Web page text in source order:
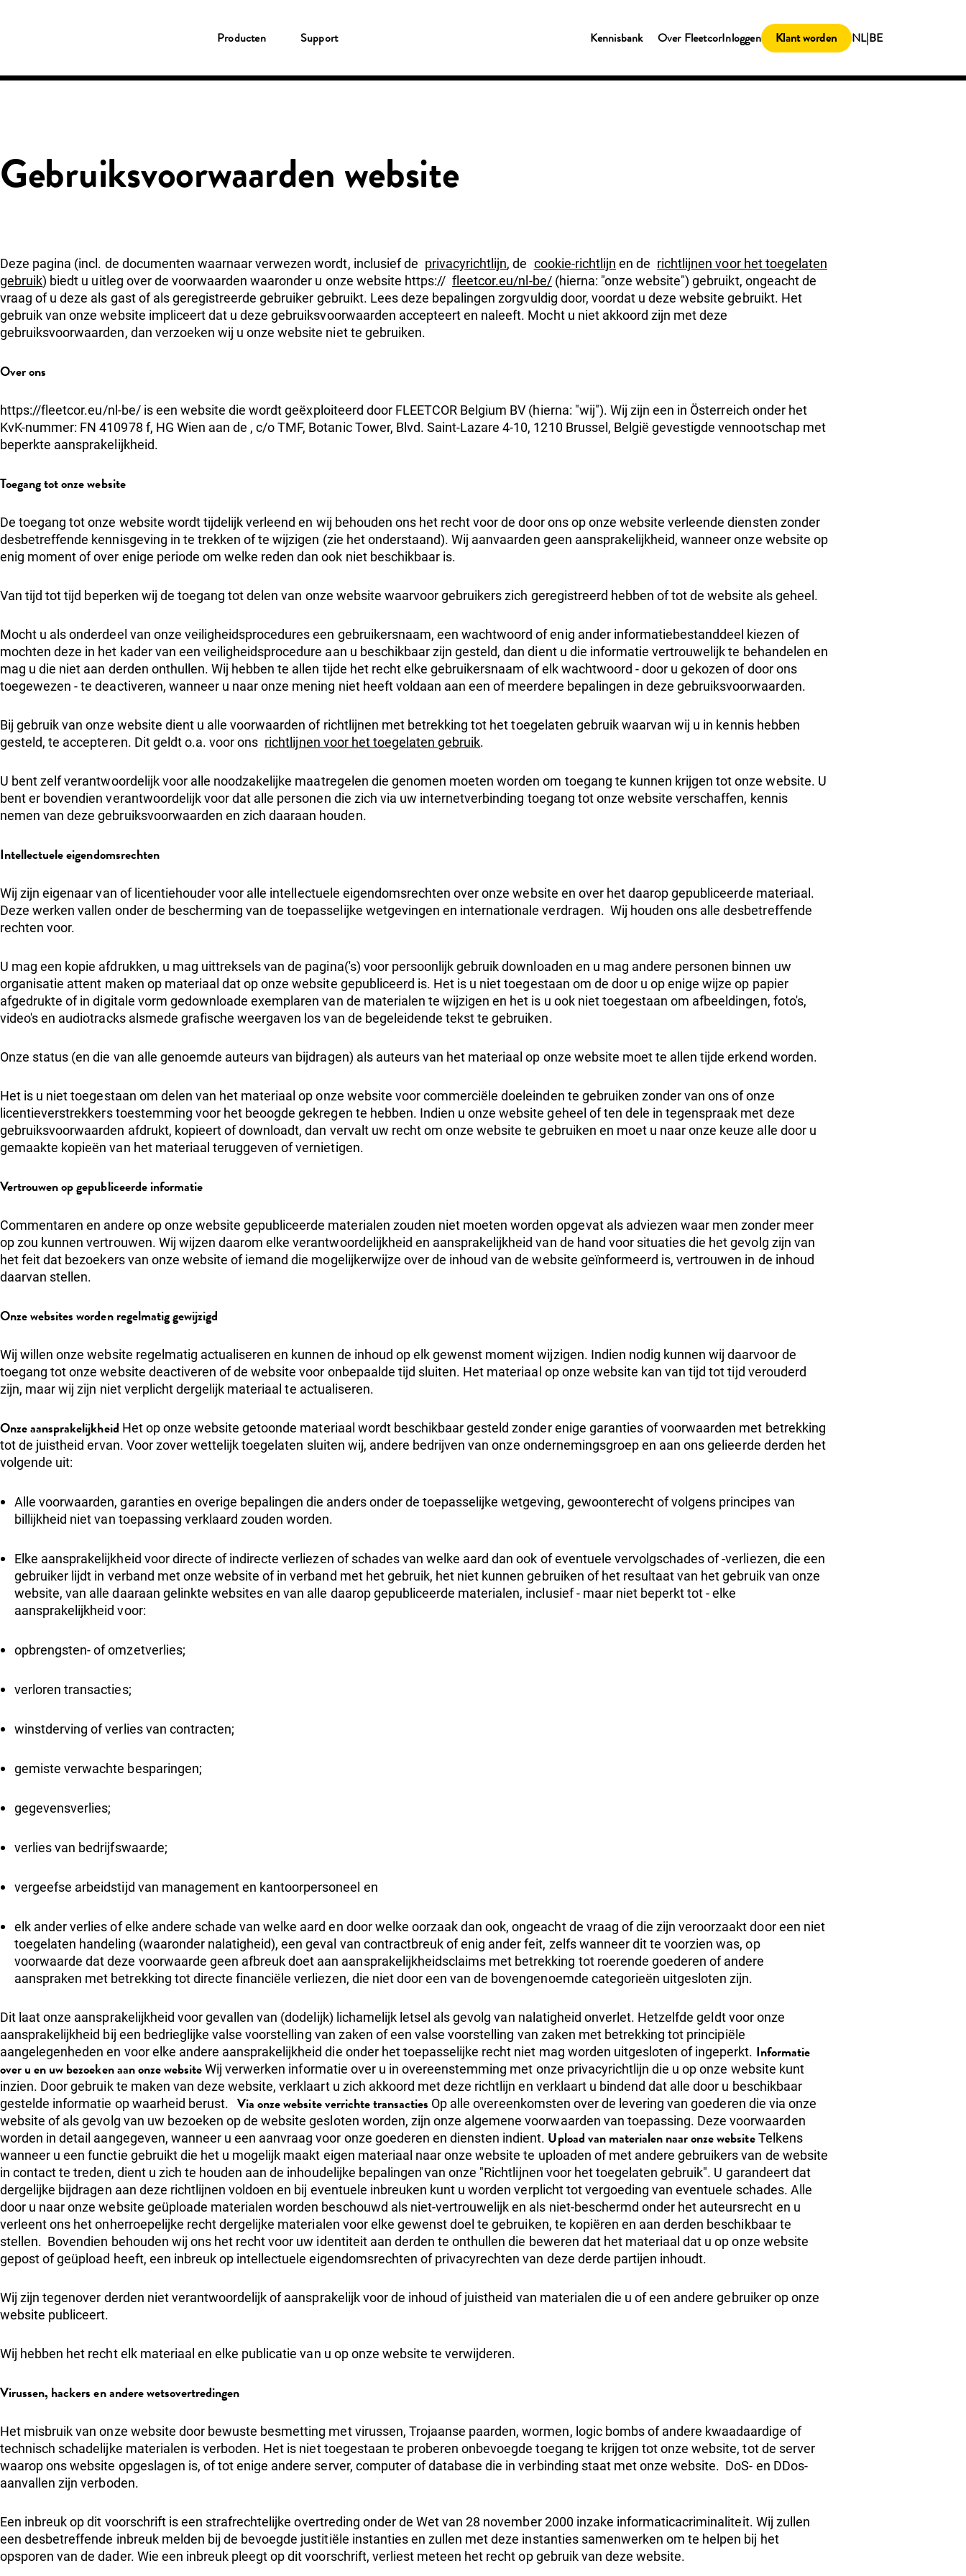
Service
Klantenservice
MyFleetcor
Producten Support Kennisbank Over FleetcorInloggen Klant worden NL|BE
Gebruiksvoorwaarden website
Deze pagina (incl. de documenten waarnaar verwezen wordt, inclusief de privacyrichtlijn, de cookie-richtlijn en de richtlijnen voor het toegelaten
gebruik) biedt u uitleg over de voorwaarden waaronder u onze website https:// fleetcor.eu/nl-be/(hierna: "onze website") gebruikt, ongeacht de
vraag of u deze als gast of als geregistreerde gebruiker gebruikt. Lees deze bepalingen zorgvuldig door, voordat u deze website gebruikt. Het
gebruik van onze website impliceert dat u deze gebruiksvoorwaarden accepteert en naleeft. Mocht u niet akkoord zijn met deze
gebruiksvoorwaarden, dan verzoeken wij u onze website niet te gebruiken.
Over ons
https://fleetcor.eu/nl-be/ is een website die wordt geëxploiteerd door FLEETCOR Belgium BV (hierna: "wij"). Wij zijn een in Österreich onder het
KvK-nummer: FN 410978 f, HG Wien aan de , c/o TMF, Botanic Tower, Blvd. Saint-Lazare 4-10, 1210 Brussel, Belgiëgevestigde vennootschap met
beperkte aansprakelijkheid.
Toegang tot onze website
De toegang tot onze website wordt tijdelijk verleend en wij behouden ons het recht voor de door ons op onze website verleende diensten zonder
desbetreffende kennisgeving in te trekken of te wijzigen (zie het onderstaand). Wij aanvaarden geen aansprakelijkheid, wanneer onze website op
enig moment of over enige periode om welke reden dan ook niet beschikbaar is.
Van tijd tot tijd beperken wij de toegang tot delen van onze website waarvoor gebruikers zich geregistreerd hebben of tot de website als geheel.
Mocht u als onderdeel van onze veiligheidsprocedures een gebruikersnaam, een wachtwoord of enig ander informatiebestanddeel kiezen of
mochten deze in het kader van een veiligheidsprocedure aan u beschikbaar zijn gesteld, dan dient u die informatie vertrouwelijk te behandelen en
mag u die niet aan derden onthullen. Wij hebben te allen tijde het recht elke gebruikersnaam of elk wachtwoord - door u gekozen of door ons
toegewezen - te deactiveren, wanneer u naar onze mening niet heeft voldaan aan een of meerdere bepalingen in deze gebruiksvoorwaarden.
Bij gebruik van onze website dient u alle voorwaarden of richtlijnen met betrekking tot het toegelaten gebruik waarvan wij u in kennis hebben
gesteld, te accepteren. Dit geldt o.a. voor ons richtlijnen voor het toegelaten gebruik.
U bent zelf verantwoordelijk voor alle noodzakelijke maatregelen die genomen moeten worden om toegang te kunnen krijgen tot onze website. U
bent er bovendien verantwoordelijk voor dat alle personen die zich via uw internetverbinding toegang tot onze website verschaffen, kennis
nemen van deze gebruiksvoorwaarden en zich daaraan houden.
Intellectuele eigendomsrechten
Wij zijn eigenaar van of licentiehouder voor alle intellectuele eigendomsrechten over onze website en over het daarop gepubliceerde materiaal.
Deze werken vallen onder de bescherming van de toepasselijke wetgevingen en internationale verdragen. Wij houden ons alle desbetreffende
rechten voor.
U mag een kopie afdrukken, u mag uittreksels van de pagina('s) voor persoonlijk gebruik downloaden en u mag andere personen binnen uw
organisatie attent maken op materiaal dat op onze website gepubliceerd is. Het is u niet toegestaan om de door u op enige wijze op papier
afgedrukte of in digitale vorm gedownloade exemplaren van de materialen te wijzigen en het is u ook niet toegestaan om afbeeldingen, foto's,
video's en audiotracks alsmede grafische weergaven los van de begeleidende tekst te gebruiken.
Onze status (en die van alle genoemde auteurs van bijdragen) als auteurs van het materiaal op onze website moet te allen tijde erkend worden.
Het is u niet toegestaan om delen van het materiaal op onze website voor commerciële doeleinden te gebruiken zonder van ons of onze
licentieverstrekkers toestemming voor het beoogde gekregen te hebben. Indien u onze website geheel of ten dele in tegenspraak met deze
gebruiksvoorwaarden afdrukt, kopieert of downloadt, dan vervalt uw recht om onze website te gebruiken en moet u naar onze keuze alle door u
gemaakte kopieën van het materiaal teruggeven of vernietigen.
Vertrouwen op gepubliceerde informatie
Commentaren en andere op onze website gepubliceerde materialen zouden niet moeten worden opgevat als adviezen waar men zonder meer
op zou kunnen vertrouwen. Wij wijzen daarom elke verantwoordelijkheid en aansprakelijkheid van de hand voor situaties die het gevolg zijn van
het feit dat bezoekers van onze website of iemand die mogelijkerwijze over de inhoud van de website geïnformeerd is, vertrouwen in de inhoud
daarvan stellen.
Onze websites worden regelmatig gewijzigd
Wij willen onze website regelmatig actualiseren en kunnen de inhoud op elk gewenst moment wijzigen. Indien nodig kunnen wij daarvoor de
toegang tot onze website deactiveren of de website voor onbepaalde tijd sluiten. Het materiaal op onze website kan van tijd tot tijd verouderd
zijn, maar wij zijn niet verplicht dergelijk materiaal te actualiseren.
Onze aansprakelijkheid Het op onze website getoonde materiaal wordt beschikbaar gesteld zonder enige garanties of voorwaarden met betrekking
tot de juistheid ervan. Voor zover wettelijk toegelaten sluiten wij, andere bedrijven van onze ondernemingsgroep en aan ons gelieerde derden het
volgende uit:
Alle voorwaarden, garanties en overige bepalingen die anders onder de toepasselijke wetgeving, gewoonterecht of volgens principes van
billijkheid niet van toepassing verklaard zouden worden.
Elke aansprakelijkheid voor directe of indirecte verliezen of schades van welke aard dan ook of eventuele vervolgschades of -verliezen, die een
gebruiker lijdt in verband met onze website of in verband met het gebruik, het niet kunnen gebruiken of het resultaat van het gebruik van onze
website, van alle daaraan gelinkte websites en van alle daarop gepubliceerde materialen, inclusief - maar niet beperkt tot - elke
aansprakelijkheid voor:
opbrengsten- of omzetverlies;
verloren transacties;
winstderving of verlies van contracten;
gemiste verwachte besparingen;
gegevensverlies;
verlies van bedrijfswaarde;
vergeefse arbeidstijd van management en kantoorpersoneel en
elk ander verlies of elke andere schade van welke aard en door welke oorzaak dan ook, ongeacht de vraag of die zijn veroorzaakt door een niet
toegelaten handeling (waaronder nalatigheid), een geval van contractbreuk of enig ander feit, zelfs wanneer dit te voorzien was, op
voorwaarde dat deze voorwaarde geen afbreuk doet aan aansprakelijkheidsclaims met betrekking tot roerende goederen of andere
aanspraken met betrekking tot directe financiële verliezen, die niet door een van de bovengenoemde categorieën uitgesloten zijn.
Dit laat onze aansprakelijkheid voor gevallen van (dodelijk) lichamelijk letsel als gevolg van nalatigheid onverlet. Hetzelfde geldt voor onze
aansprakelijkheid bij een bedrieglijke valse voorstelling van zaken of een valse voorstelling van zaken met betrekking tot principiële
aangelegenheden en voor elke andere aansprakelijkheid die onder het toepasselijke recht niet mag worden uitgesloten of ingeperkt. Informatie
over u en uw bezoeken aan onze websiteWij verwerken informatie over u in overeenstemming met onze privacyrichtlijn die u op onze website kunt
inzien. Door gebruik te maken van deze website, verklaart u zich akkoord met deze richtlijn en verklaart u bindend dat alle door u beschikbaar
gestelde informatie op waarheid berust.Via onze website verrichte transacties Op alle overeenkomsten over de levering van goederen die via onze
website of als gevolg van uw bezoeken op de website gesloten worden, zijn onze algemene voorwaarden van toepassing. Deze voorwaarden
worden in detail aangegeven, wanneer u een aanvraag voor onze goederen en diensten indient. Upload van materialen naar onze websiteTelkens
wanneer u een functie gebruikt die het u mogelijk maakt eigen materiaal naar onze website te uploaden of met andere gebruikers van de website
in contact te treden, dient u zich te houden aan de inhoudelijke bepalingen van onze "Richtlijnen voor het toegelaten gebruik". U garandeert dat
dergelijke bijdragen aan deze richtlijnen voldoen en bij eventuele inbreuken kunt u worden verplicht tot vergoeding van eventuele schades. Alle
door u naar onze website geüploade materialen worden beschouwd als niet-vertrouwelijk en als niet-beschermd onder het auteursrecht en u
verleent ons het onherroepelijke recht dergelijke materialen voor elke gewenst doel te gebruiken, te kopiëren en aan derden beschikbaar te
stellen. Bovendien behouden wij ons het recht voor uw identiteit aan derden te onthullen die beweren dat het materiaal dat u op onze website
gepost of geüpload heeft, een inbreuk op intellectuele eigendomsrechten of privacyrechten van deze derde partijen inhoudt.
Wij zijn tegenover derden niet verantwoordelijk of aansprakelijk voor de inhoud of juistheid van materialen die u of een andere gebruiker op onze
website publiceert.
Wij hebben het recht elk materiaal en elke publicatie van u op onze website te verwijderen.
Virussen, hackers en andere wetsovertredingen
Het misbruik van onze website door bewuste besmetting met virussen, Trojaanse paarden, wormen, logic bombs of andere kwaadaardige of
technisch schadelijke materialen is verboden. Het is niet toegestaan te proberen onbevoegde toegang te krijgen tot onze website, tot de server
waarop ons website opgeslagen is, of tot enige andere server, computer of database die in verbinding staat met onze website. DoS- en DDos-
aanvallen zijn verboden.
Een inbreuk op dit voorschrift is een strafrechtelijke overtreding onder de Wet van 28 november 2000 inzake informaticacriminaliteit. Wij zullen
een desbetreffende inbreuk melden bij de bevoegde justitiële instanties en zullen met deze instanties samenwerken om te helpen bij het
opsporen van de dader. Wie een inbreuk pleegt op dit voorschrift, verliest meteen het recht op gebruik van deze website.